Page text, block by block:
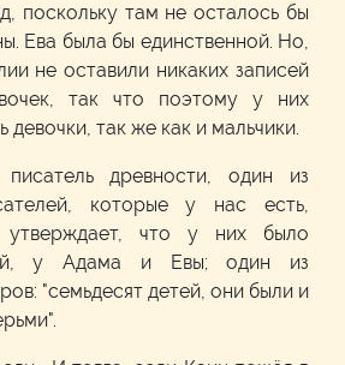
поскольку там не осталось бы
Ева была бы единственной. Но,
не оставили никаких записей
так что поэтому у них
так же как и мальчики.
древности, один из
которые у нас есть,
что у них было
у Адама и Евы; один из
"семьдесят детей, они были и